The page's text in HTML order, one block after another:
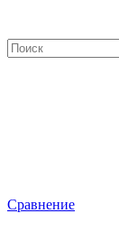
Сравнение